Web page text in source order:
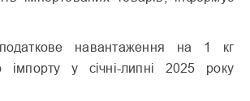
навантаження на 1 кг
імпорту у січні-липні 2025 року